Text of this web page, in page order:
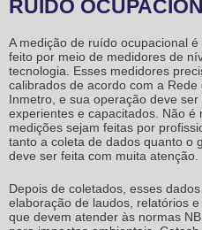
RUÍDO
A medição de ruído ocupacional é
feito por meio de medidores de
tecnologia. Esses medidores
calibrados de acordo com a
Inmetro, e sua operação deve
experientes e capacitados. Não é
medições sejam feitas por
tanto a coleta de dados quanto o
deve ser feita com muita atenção.
Depois de coletados, esses
elaboração de laudos, relatórios
que devem atender às normas